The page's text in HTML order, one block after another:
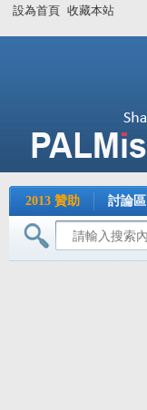
設為首頁 收藏本站
2013 贊助 討論區